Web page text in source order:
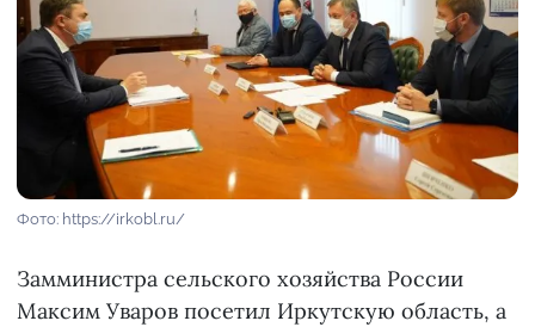
Фото: https://irkobl.ru/
Замминистра сельского хозяйства России
Максим Уваров посетил Иркутскую область, а